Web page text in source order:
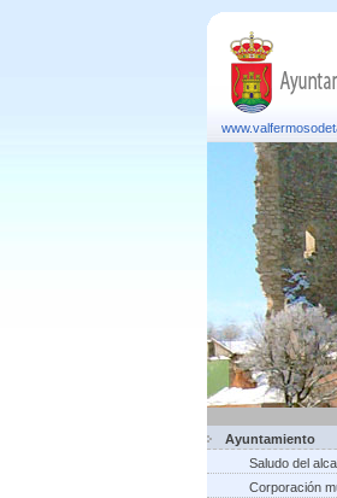
Ayuntamiento
Saludo del
Corporación